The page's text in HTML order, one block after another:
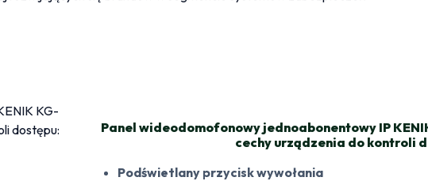
Panel wideodomofonowy jednoabonentowy IP
cechy urządzenia do kontroli
Podświetlany przycisk wywołania